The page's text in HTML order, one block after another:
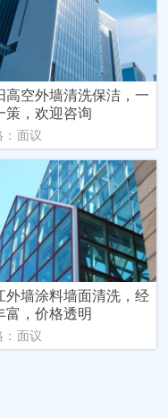
高空外墙清洗保洁，一
策，欢迎咨询
：面议
外墙涂料墙面清洗，经
富，价格透明
：面议